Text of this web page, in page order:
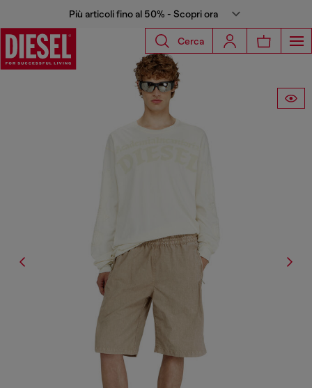
Più articoli fino al 50% - Scopri ora
Cerca